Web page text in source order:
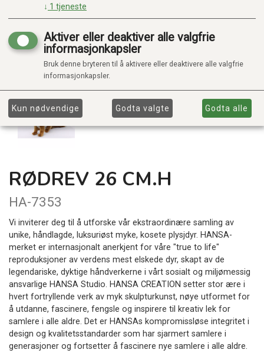
RØDREV 26 CM.H
HA-7353
Vi inviterer deg til å utforske vår ekstraordinære samling av
unike, håndlagde, luksuriøst myke, kosete plysjdyr. HANSA-
merket er internasjonalt anerkjent for våre "true to life"
reproduksjoner av verdens mest elskede dyr, skapt av de
legendariske, dyktige håndverkerne i vårt sosialt og miljømessig
ansvarlige HANSA Studio. HANSA CREATION setter stor ære i
hvert fortryllende verk av myk skulpturkunst, nøye utformet for
å utdanne, fascinere, fengsle og inspirere til kreativ lek for
samlere i alle aldre. Det er HANSAs kompromissløse integritet i
design og kvalitetsstandarder som har sjarmert samlere i
generasjoner og fortsetter å fascinere nye samlere i alle aldre.
↓ 1 tjeneste
Aktiver eller deaktiver alle valgfrie
informasjonkapsler
Bruk denne bryteren til å aktivere eller deaktivere alle valgfrie
informasjonkapsler.
Kun nødvendige Godta valgte Godta alle